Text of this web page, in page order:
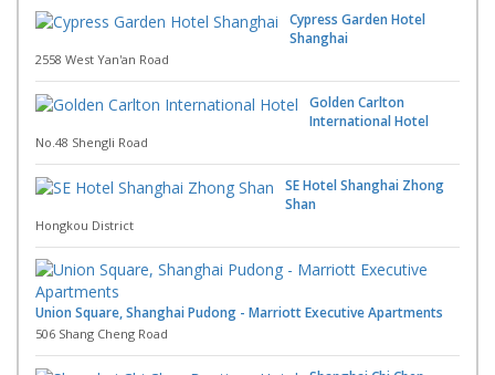
Cypress Garden Hotel
Shanghai
2558 West Yan'an Road
Golden Carlton
International Hotel
No.48 Shengli Road
SE Hotel Shanghai Zhong
Shan
Hongkou District
Union Square, Shanghai Pudong - Marriott Executive Apartments
506 Shang Cheng Road